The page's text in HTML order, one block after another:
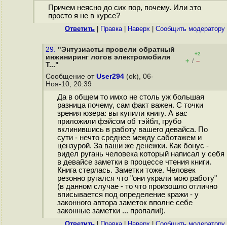
Причем неясно до сих пор, почему. Или это
просто я не в курсе?
Ответить Правка| Наверх Cообщить модератору
29. "Энтузиасты провели обратный
инжиниринг логов электромобиля
T..."
+2
+ / –
Сообщение от User294 (ok), 06-
Ноя-10, 20:39
Да в общем то имхо не столь уж большая
разница почему, сам факт важен. С точки
зрения юзера: вы купили книгу. А вас
приложили фэйсом об тэйбл, грубо
вклинившись в работу вашего девайса. По
сути - нечто среднее между саботажем и
цензурой. За ваши же денежки. Как бонус -
видел ругань человека который написал у себя
в девайсе заметки в процессе чтения книги.
Книга стерлась. Заметки тоже. Человек
резонно ругался что "они украли мою работу"
(в данном случае - то что произошло отлично
вписывается под определение кражи - у
законного автора заметок вполне себе
законные заметки ... пропали!).